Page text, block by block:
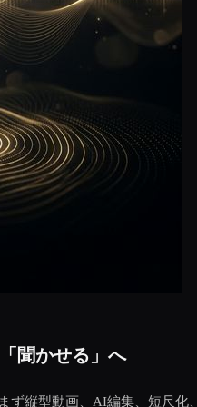
聞かせる」へ
縦型動画、AI編集、短尺